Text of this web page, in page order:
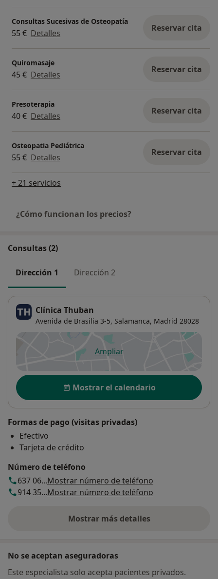
Consultas Sucesivas de Osteopatía
55 € Detalles Reservar cita
Quiromasaje
45 € Detalles Reservar cita
Presoterapia
40 € Detalles Reservar cita
Osteopatia Pediátrica
55 € Detalles Reservar cita
+ 21 servicios
¿Cómo funcionan los precios?
Consultas (2)
Dirección 1 Dirección 2
Clínica Thuban
Avenida de Brasilia 3-5, Salamanca, Madrid 28028
Ampliarse abre en una nueva
Disponibilidad
Mostrar el calendario
Formas de pago (visitas privadas)
Efectivo
Tarjeta de crédito
Número de teléfono
637 06...Mostrar número de teléfono
914 35...Mostrar número de teléfono
Mostrar más detalles
sobre la dirección
No se aceptan aseguradoras
Este especialista solo acepta pacientes privados.